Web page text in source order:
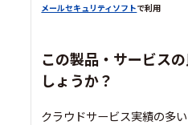
メールセキュリティソフトで利用
この製品・サービス
しょうか？
クラウドサービス実績の多